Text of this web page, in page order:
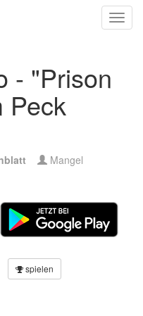
- "Prison
Peck
Mangel
spielen